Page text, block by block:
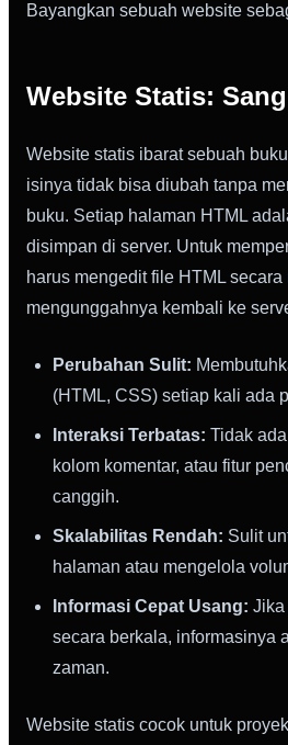
Bayangkan sebuah website
Website Statis:
Website statis ibarat sebuah
isinya tidak bisa diubah tanpa
buku. Setiap halaman HTML
disimpan di server. Untuk
harus mengedit file HTML secara
mengunggahnya kembali ke
Perubahan Sulit:
(HTML, CSS) setiap kali ada
Interaksi Terbatas: Tidak
kolom komentar, atau fitur
canggih.
Skalabilitas Rendah: Sulit
halaman atau mengelola
Informasi Cepat Usang: Jika
secara berkala, informasinya
zaman.
Website statis cocok untuk